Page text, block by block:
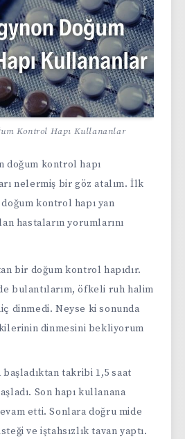
Kontrol Hapı Kullananlar
doğum kontrol hapı
nelermiş bir göz atalım. İlk
kontrol hapı yan
hastaların yorumlarını
bir doğum kontrol hapıdır.
bulantılarım, öfkeli ruh halim
dinmedi. Neyse ki sonunda
dinmesini bekliyorum
takribi 1,5 saat
Son hapı kullanana
etti. Sonlara doğru mide
ve iştahsızlık tavan yaptı.